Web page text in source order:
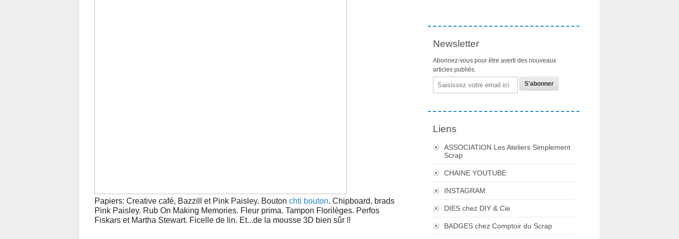
Papiers: Creative café, Bazzill et Pink Paisley. Bouton chti bouton. Chipboard, brads
Pink Paisley. Rub On Making Memories. Fleur prima. Tampon Florilèges. Perfos
Fiskars et Martha Stewart. Ficelle de lin. Et...de la mousse 3D bien sûr !!
Newsletter
Abonnez-vous pour être averti des nouveaux
articles publiés.
Email
Liens
ASSOCIATION Les Ateliers Simplement
Scrap
CHAINE YOUTUBE
INSTAGRAM
DIES chez DIY & Cie
BADGES chez Comptoir du Scrap